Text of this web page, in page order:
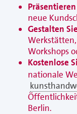
neue
Gestalten
Workshops
Kostenlose
nationale
Berlin.